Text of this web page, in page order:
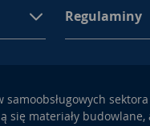
Regulaminy
się materiały budowlane,